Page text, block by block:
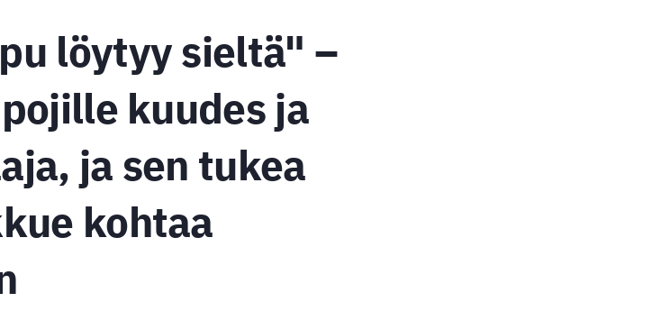
löytyy sieltä" –
kuudes ja
ja sen tukea
kohtaa